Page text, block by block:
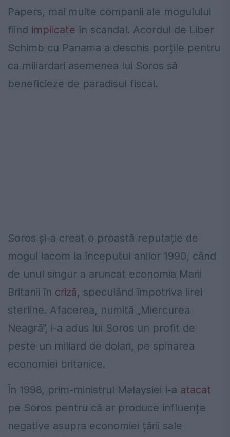
Papers, mai multe companii ale mogulului
fiind implicate în scandal. Acordul de Liber
Schimb cu Panama a deschis porțile pentru
ca miliardari asemenea lui Soros să
beneficieze de paradisul fiscal.
Soros și-a creat o proastă reputație de
mogul lacom la începutul anilor 1990, când
de unul singur a aruncat economia Marii
Britanii în criză, speculând împotriva lirei
sterline. Afacerea, numită „Miercurea
Neagră”, i-a adus lui Soros un profit de
peste un miliard de dolari, pe spinarea
economiei britanice.
În 1998, prim-ministrul Malaysiei l-a atacat
pe Soros pentru că ar produce influențe
negative asupra economiei țării sale